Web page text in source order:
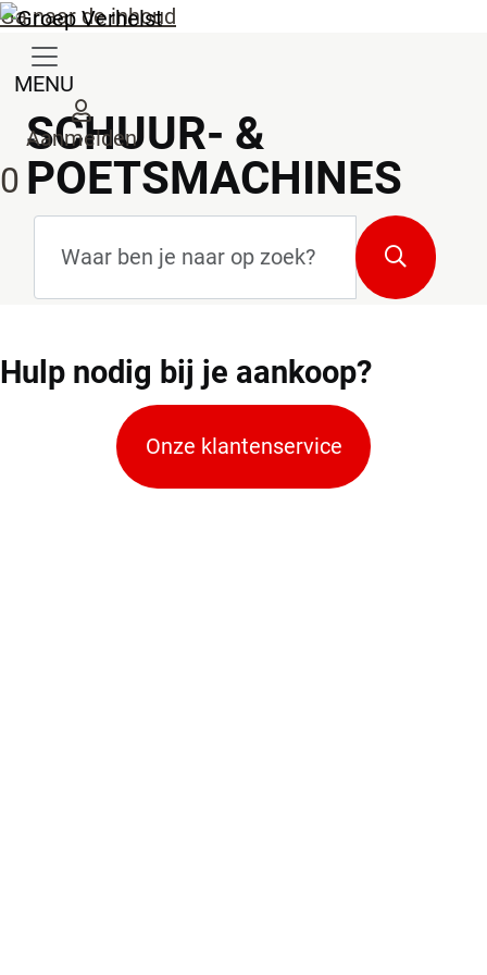
Ga naar de inhoud
MENU
Aanmelden
0
Zoeken
SCHUUR- &
POETSMACHINES
Hulp nodig bij je aankoop?
Onze klantenservice